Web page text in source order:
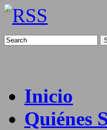
Inicio
Quiénes